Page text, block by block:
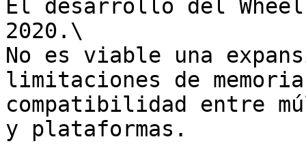
El desarrollo del Wheel
2020.\
No es viable una
limitaciones de
compatibilidad entre
y plataformas.